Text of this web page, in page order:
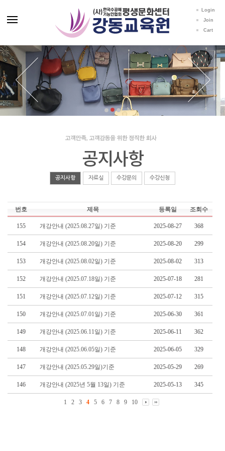
Login
Join
Cart
공지사항
공지사항 자료실 수강문의 수강신청
번호 제목 등록일 조회수
155 개강안내 (2025.08.27일) 기준 2025-08-27 368
154 개강안내 (2025.08.20일) 기준 2025-08-20 299
153 개강안내 (2025.08.02일) 기준 2025-08-02 313
152 개강안내 (2025.07.18일) 기준 2025-07-18 281
151 개강안내 (2025.07.12일) 기준 2025-07-12 315
150 개강안내 (2025.07.01일) 기준 2025-06-30 361
149 개강안내 (2025.06.11일) 기준 2025-06-11 362
148 개강안내 (2025.06.05일) 기준 2025-06-05 329
147 개강안내 (2025.05.29일)기준 2025-05-29 269
146 개강안내 (2025년 5월 13일) 기준 2025-05-13 345
1 2 3 4 5 6 7 8 9 10